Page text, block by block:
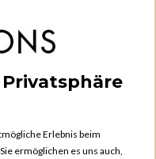
Erlebnis beim
ermöglichen es uns auch,